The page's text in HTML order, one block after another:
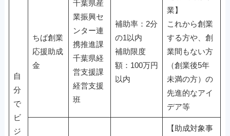
自
分
で
ビ
ジ
ちば創業
応援助成
金
千葉県産
業振興セ
ンター連
携推進課
千葉県経
営支援課
経営支援
班
補助率：2分
の1以内
補助限度
額：100万円
以内
業】
これから創業
する方や、創
業間もない方
（創業後5年
未満の方）の
先進的なアイ
デア等
【助成対象事